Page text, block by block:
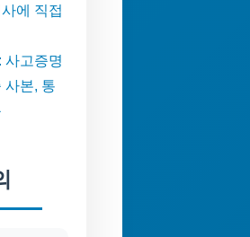
에 직접
사고증명
사본, 통